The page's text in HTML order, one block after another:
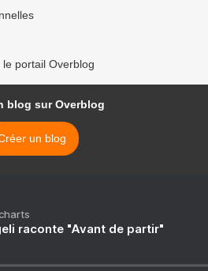
portail Overblog
blog sur Overblog
un blog
raconte "Avant de partir"